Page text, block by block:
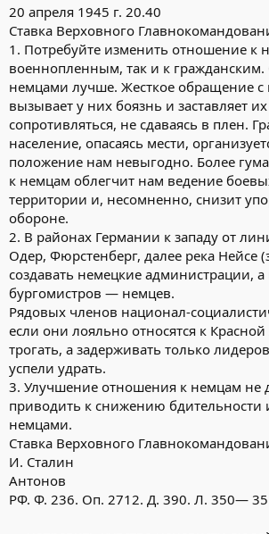
20 апреля 1945 г. 20.40
Ставка Верховного
1. Потребуйте изменить отношение к
военнопленным, так и к гражданским.
немцами лучше. Жесткое обращение
вызывает у них боязнь и заставляет
сопротивляться, не сдаваясь в плен.
население, опасаясь мести,
положение нам невыгодно. Более
к немцам облегчит нам ведение
территории и, несомненно, снизит
обороне.
2. В районах Германии к западу от
Одер, Фюрстенберг, далее река Нейсе
создавать немецкие администрации, а
бургомистров — немцев.
Рядовых членов национал-
если они лояльно относятся к
трогать, а задерживать только
успели удрать.
3. Улучшение отношения к немцам не
приводить к снижению бдительности
немцами.
Ставка Верховного
И. Сталин
Антонов
РФ. Ф. 236. Оп. 2712. Д. 390. Л. 350—